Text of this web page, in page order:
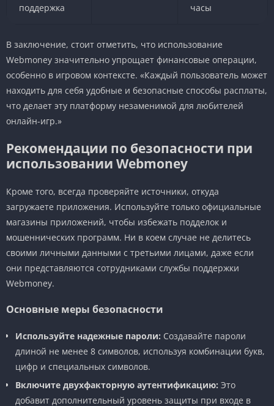
поддержка часы
В заключение, стоит отметить, что использование
Webmoney значительно упрощает финансовые операции,
особенно в игровом контексте. «Каждый пользователь может
находить для себя удобные и безопасные способы расплаты,
что делает эту платформу незаменимой для любителей
онлайн-игр.»
Рекомендации по безопасности при
использовании Webmoney
Кроме того, всегда проверяйте источники, откуда
загружаете приложения. Используйте только официальные
магазины приложений, чтобы избежать подделок и
мошеннических программ. Ни в коем случае не делитесь
своими личными данными с третьими лицами, даже если
они представляются сотрудниками службы поддержки
Webmoney.
Основные меры безопасности
Используйте надежные пароли: Создавайте пароли
длиной не менее 8 символов, используя комбинации букв,
цифр и специальных символов.
Включите двухфакторную аутентификацию: Это
добавит дополнительный уровень защиты при входе в